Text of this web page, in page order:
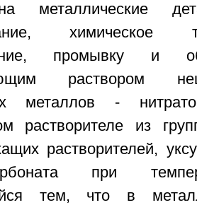
металлические
химическое
промывку и
раствором
металлов -
растворителе из
растворителей,
при
тем, что в